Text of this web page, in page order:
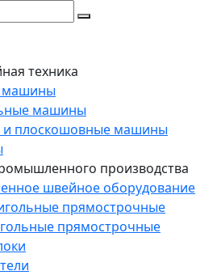
техника
машины
и плоскошовные машины
производства
швейное оборудование
прямострочные
прямострочные